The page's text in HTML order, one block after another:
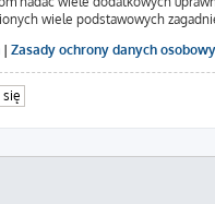
wiele podstawowych
| Zasady ochrony danych
się